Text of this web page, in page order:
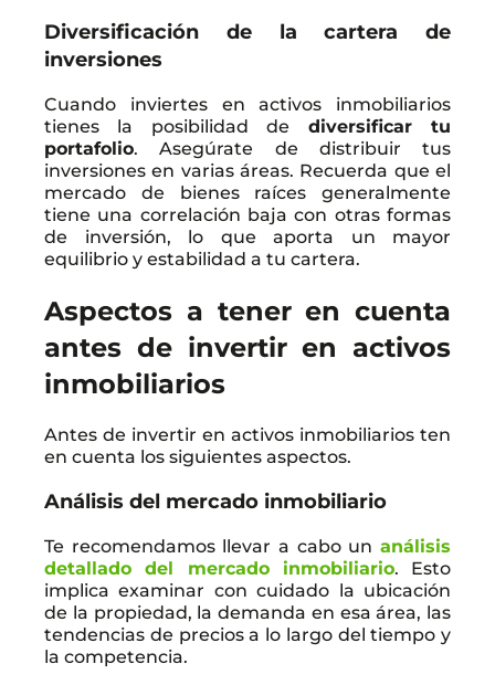
Diversificación de la cartera de
inversiones
Cuando inviertes en activos inmobiliarios
tienes la posibilidad de diversificar tu
portafolio. Asegúrate de distribuir tus
inversiones en varias áreas. Recuerda que el
mercado de bienes raíces generalmente
tiene una correlación baja con otras formas
de inversión, lo que aporta un mayor
equilibrio y estabilidad a tu cartera.
Aspectos a tener en cuenta
antes de invertir en activos
inmobiliarios
Antes de invertir en activos inmobiliarios ten
en cuenta los siguientes aspectos.
Análisis del mercado inmobiliario
Te recomendamos llevar a cabo un análisis
detallado del mercado inmobiliario. Esto
implica examinar con cuidado la ubicación
de la propiedad, la demanda en esa área, las
tendencias de precios a lo largo del tiempo y
la competencia.